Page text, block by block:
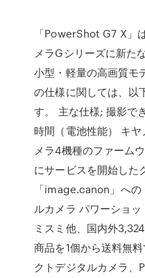
「PowerShot G7 X」
メラGシリーズに新た
小型・軽量の高画質
の仕様に関しては、以
す。 主な仕様; 撮影で
時間（電池性能） キ
メラ4機種のファーム
にサービスを開始した
「image.canon」へ
ルカメラ パワーショッ
ミスミ他、国内外
商品を1個から送料無
クトデジタルカメラ、